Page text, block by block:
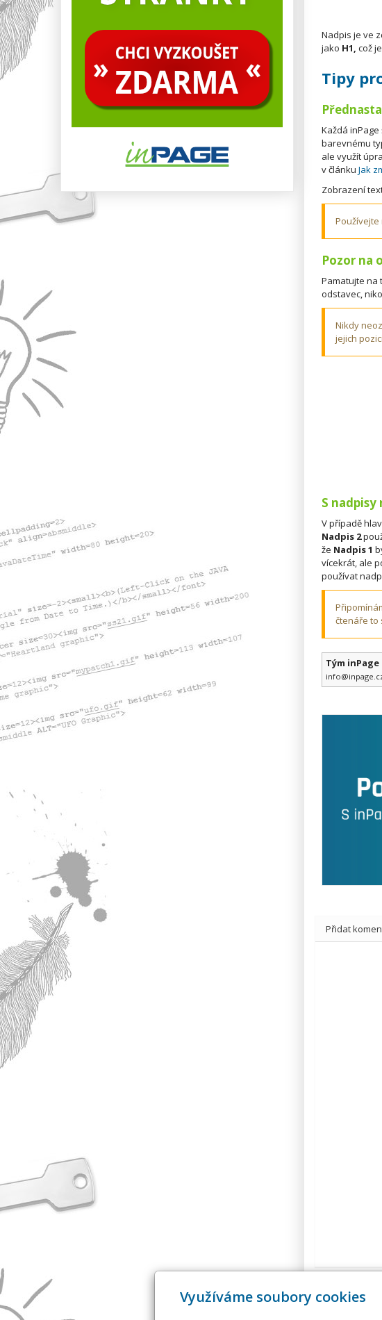
Nadpis je ve
jako H1, což
Tipy
Každá
barevnému
ale využít
v článku Jak
Zobrazení
Pozor na
Pamatujte na
odstavec,
Nikdy
jejich
S
V případě
Nadpis 2
že Nadpis 1
vícekrát, ale
používat
čtenáře to
Tým inPage
Přidat
Přehled
Využíváme soubory cookies